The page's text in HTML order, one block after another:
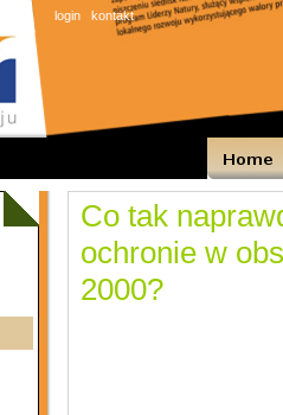
login kontakt
Co tak
ochronie w
2000?